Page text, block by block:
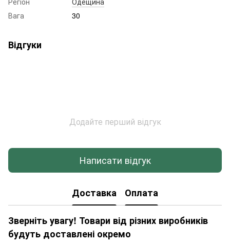
Вага
30
Відгуки
Додайте перший відгук
Написати відгук
Доставка Оплата
Зверніть увагу! Товари від різних виробників
будуть доставлені окремо